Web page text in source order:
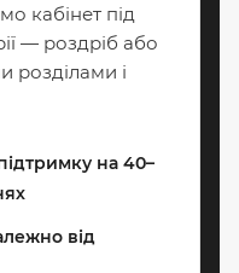
кабінет під
— роздріб або
розділами і
на 40–
від